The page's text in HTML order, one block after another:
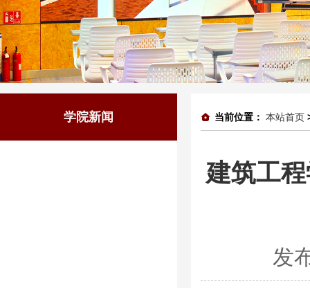
学院新闻 当前位置： 本站首页
建筑工
发